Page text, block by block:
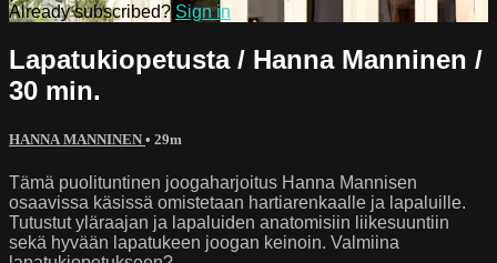
Already subscribed? Sign in
Lapatukiopetusta / Hanna Manninen /
30 min.
HANNA MANNINEN • 29m
Tämä puolituntinen joogaharjoitus Hanna Mannisen
osaavissa käsissä omistetaan hartiarenkaalle ja lapaluille.
Tutustut yläraajan ja lapaluiden anatomisiin liikesuuntiin
sekä hyvään lapatukeen joogan keinoin. Valmiina